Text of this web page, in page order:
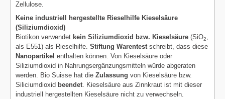
Zellulose.
Keine industriell hergestellte Rieselhilfe Kieselsäure
(Siliziumdioxid)
Biotikon verwendet kein Siliziumdioxid bzw. Kieselsäure (SiO2,
als E551) als Rieselhilfe. Stiftung Warentestschreibt, dass diese
Nanopartikel enthalten können. Von Kieselsäure oder
Siliziumdioxid in Nahrungsergänzungsmitteln würde abgeraten
werden. Bio Suisse hat die Zulassung von Kieselsäure bzw.
Siliciumdioxid beendet. Kieselsäure aus Zinnkraut ist mit dieser
industriell hergestellten Kieselsäure nicht zu verwechseln.